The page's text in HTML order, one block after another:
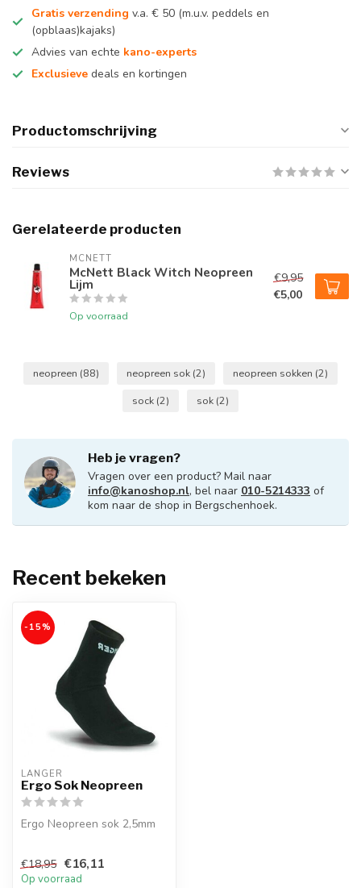
Gratis verzending v.a. € 50 (m.u.v. peddels en
(opblaas)kajaks)
Advies van echte kano-experts
Exclusieve deals en kortingen
Productomschrijving
Reviews
Gerelateerde producten
MCNETT
McNett Black Witch Neopreen
Lijm
Op voorraad
€9,95
€5,00
neopreen (88) neopreen sok (2) neopreen sokken (2)
sock (2) sok (2)
Heb je vragen?
Vragen over een product? Mail naar
info@kanoshop.nl, bel naar 010-5214333 of
kom naar de shop in Bergschenhoek.
Recent bekeken
-15%
LANGER
Ergo Sok Neopreen
Ergo Neopreen sok 2,5mm
€18,95 €16,11
Op voorraad